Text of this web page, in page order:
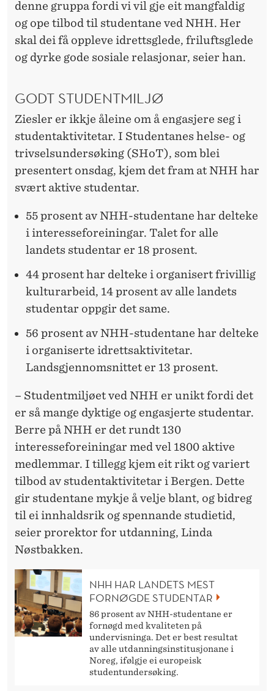
denne gruppa fordi vi vil gje eit mangfaldig
og ope tilbod til studentane ved NHH. Her
skal dei få oppleve idrettsglede, friluftsglede
og dyrke gode sosiale relasjonar, seier han.
GODT STUDENTMILJØ
Ziesler er ikkje åleine om å engasjere seg i
studentaktivitetar. I Studentanes helse- og
trivselsundersøking (SHoT), som blei
presentert onsdag, kjem det fram at NHH har
svært aktive studentar.
55 prosent av NHH-studentane har delteke
i interesseforeiningar. Talet for alle
landets studentar er 18 prosent.
44 prosent har delteke i organisert frivillig
kulturarbeid, 14 prosent av alle landets
studentar oppgir det same.
56 prosent av NHH-studentane har delteke
i organiserte idrettsaktivitetar.
Landsgjennomsnittet er 13 prosent.
– Studentmiljøet ved NHH er unikt fordi det
er så mange dyktige og engasjerte studentar.
Berre på NHH er det rundt 130
interesseforeiningar med vel 1800 aktive
medlemmar. I tillegg kjem eit rikt og variert
tilbod av studentaktivitetar i Bergen. Dette
gir studentane mykje å velje blant, og bidreg
til ei innhaldsrik og spennande studietid,
seier prorektor for utdanning, Linda
Nøstbakken.
NHH HAR LANDETS MEST
FORNØGDE STUDENTAR
86 prosent av NHH-studentane er
fornøgd med kvaliteten på
undervisninga. Det er best resultat
av alle utdanningsinstitusjonane i
Noreg, ifølgje ei europeisk
studentundersøking.